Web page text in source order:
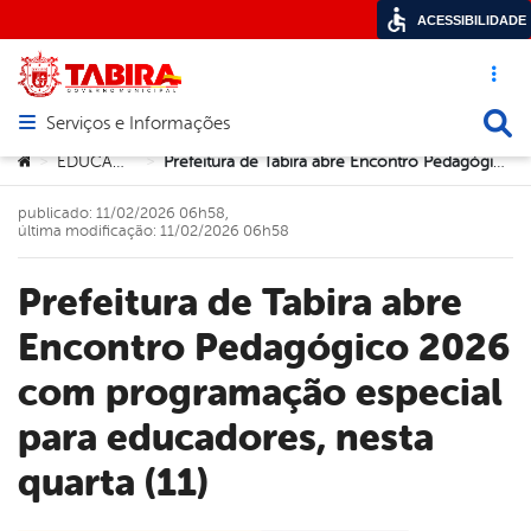
Acesso
Abrir menu principal de navegação
Serviços e Informações
Você está aqui:
> EDUCAÇÃO > Prefeitura de Tabira abre Encontro Pedagógico 2026 com programação especial para educadores, nesta quarta (11)
Prefeitura de Tabira abre
Encontro Pedagógico 2026
com programação especial
para educadores, nesta
quarta (11)
publicado: 11/02/2026 06h58,
última modificação: 11/02/2026 06h58
ACESSIBILIDADE